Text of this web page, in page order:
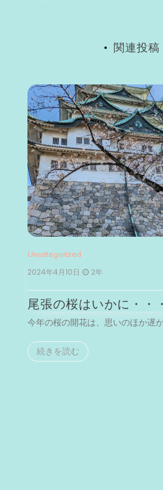
関連投稿
Uncategorized
2024年4月10日 2年
尾張の桜はいかに・・・
今年の桜の開花は、思いのほか遅
続きを読む